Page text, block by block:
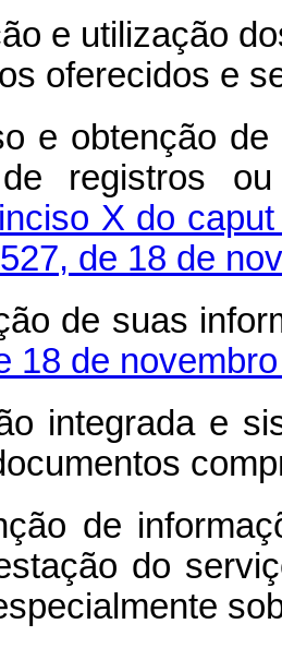
e utilização
oferecidos e
e obtenção
de registros
inciso X do
de 18 de
de suas
18 de
integrada e
de
do